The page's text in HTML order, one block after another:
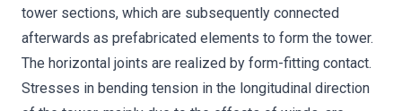
tower sections, which are subsequently connected
afterwards as prefabricated elements to form the tower.
The horizontal joints are realized by form-fitting contact.
Stresses in bending tension in the longitudinal direction